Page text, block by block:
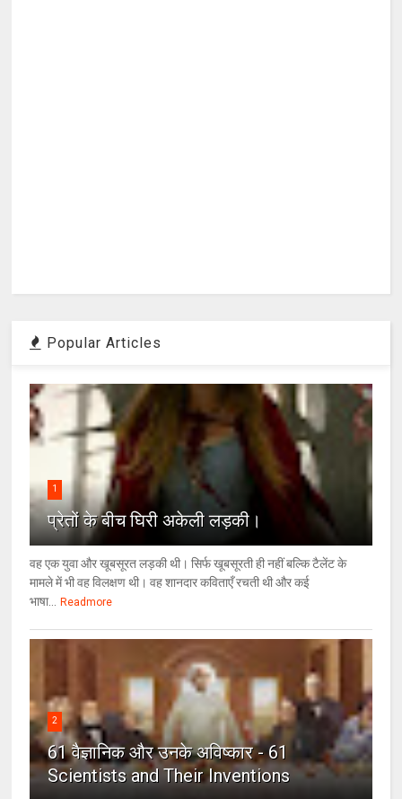
Popular Articles
1
प्रेतों के बीच घिरी अकेली लड़की।
वह एक युवा और खूबसूरत लड़की थी। सिर्फ खूबसूरती ही नहीं बल्कि टैलेंट के
मामले में भी वह विलक्षण थी। वह शानदार कविताएँ रचती थी और कई
भाषा...
Readmore
2
61 वैज्ञानिक और उनके अविष्कार - 61
Scientists and Their Inventions